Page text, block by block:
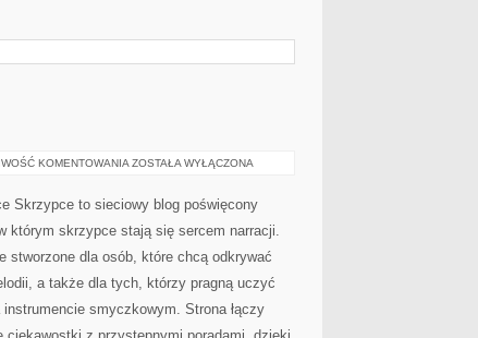
KOMENTOWANIA FORMALNOŚCI
ZOSTAŁA WYŁĄCZONA
Skrzypce to sieciowy blog poświęcony
którym skrzypce stają się sercem narracji.
stworzone dla osób, które chcą odkrywać
a także dla tych, którzy pragną uczyć
smyczkowym. Strona łączy